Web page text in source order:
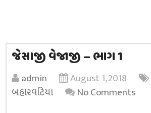
જેસાજી વેજાજી – ભાગ 1
admin August 1, 2018
બહારવટિયા
No Comments